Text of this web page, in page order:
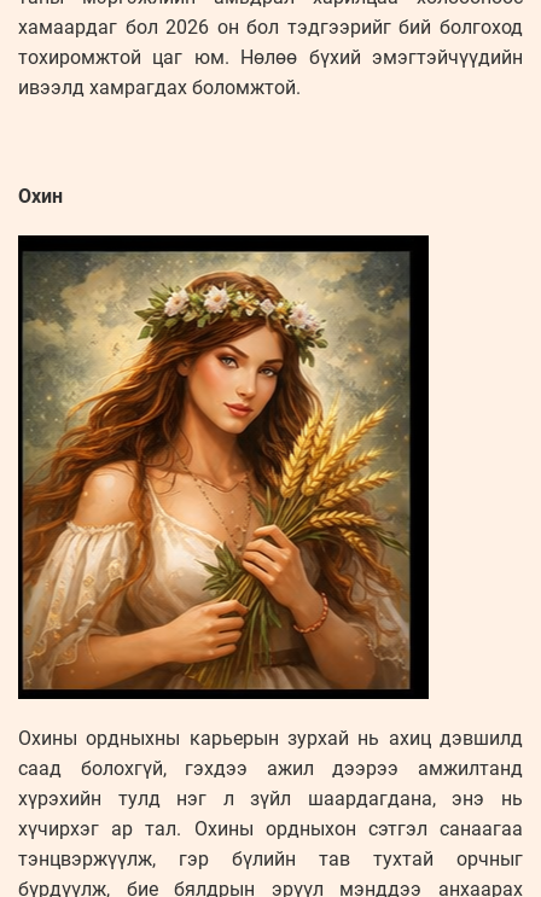
хамаардаг бол 2026 он бол тэдгээрийг бий болгоход
тохиромжтой цаг юм. Нөлөө бүхий эмэгтэйчүүдийн
ивээлд хамрагдах боломжтой.
Охин
Охины ордныхны карьерын зурхай нь ахиц дэвшилд
саад болохгүй, гэхдээ ажил дээрээ амжилтанд
хүрэхийн тулд нэг л зүйл шаардагдана, энэ нь
хүчирхэг ар тал. Охины ордныхон сэтгэл санаагаа
тэнцвэржүүлж, гэр бүлийн тав тухтай орчныг
бүрдүүлж, бие бялдрын эрүүл мэнддээ анхаарах